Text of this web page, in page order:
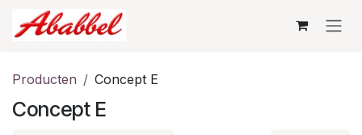
Overslaan naar inhoud
Producten Concept E
Concept E